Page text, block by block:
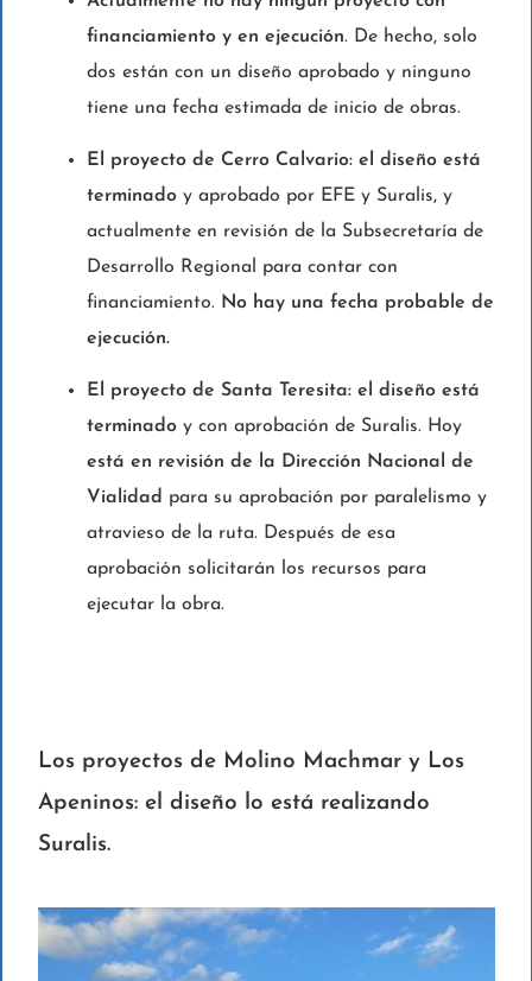
financiamiento y en ejecución. De hecho, solo
dos están con un diseño aprobado y ninguno
tiene una fecha estimada de inicio de obras.
El proyecto de Cerro Calvario: el diseño está
terminado y aprobado por EFE y Suralis, y
actualmente en revisión de la Subsecretaría de
Desarrollo Regional para contar con
financiamiento. No hay una fecha probable de
ejecución.
El proyecto de Santa Teresita: el diseño está
terminado y con aprobación de Suralis. Hoy
está en revisión de la Dirección Nacional de
Vialidad para su aprobación por paralelismo y
atravieso de la ruta. Después de esa
aprobación solicitarán los recursos para
ejecutar la obra.
Los proyectos de Molino Machmar y Los
Apeninos: el diseño lo está realizando
Suralis.